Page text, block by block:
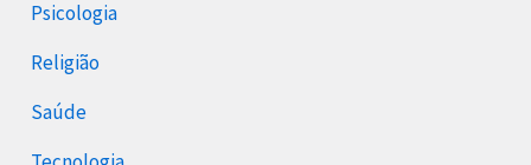
Psicologia
Religião
Saúde